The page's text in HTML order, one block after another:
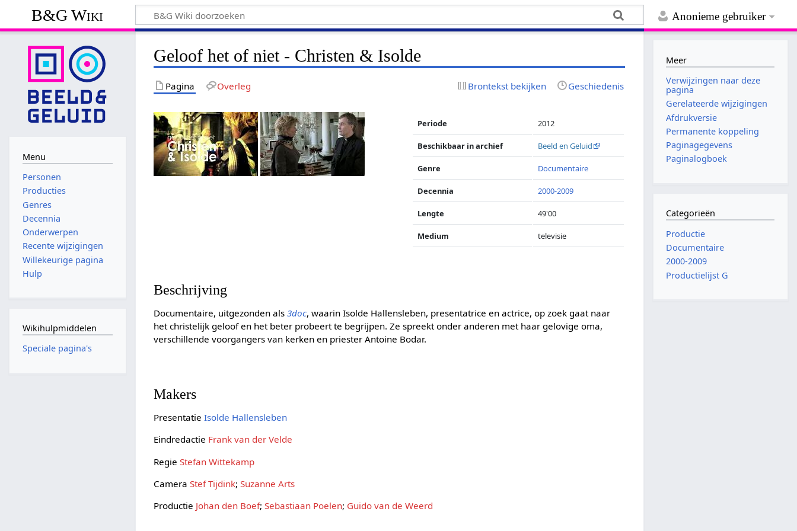
Anonieme gebruiker
B&G Wiki
Geloof het of niet - Christen & Isolde
Pagina Overleg Brontekst bekijken Geschiedenis
Periode 2012
Beschikbaar in archief Beeld en Geluid
Genre Documentaire
Decennia 2000-2009
Lengte 49'00
Medium televisie
Beschrijving
Documentaire, uitgezonden als3doc, waarin Isolde Hallensleben, presentatrice en actrice, op zoek gaat naar
het christelijk geloof en het beter probeert te begrijpen. Ze spreekt onder anderen met haar gelovige oma,
verschillende voorgangers van kerken en priester Antoine Bodar.
Makers
PresentatieIsolde Hallensleben
Eindredactie Frank van der Velde
RegieStefan Wittekamp
CameraStef Tijdink;Suzanne Arts
Productie Johan den Boef;Sebastiaan Poelen; Guido van de Weerd
Menu
Personen
Producties
Genres
Decennia
Onderwerpen
Recente wijzigingen
Willekeurige pagina
Hulp
Wikihulpmiddelen
Speciale pagina's
Meer
Verwijzingen naar deze
pagina
Gerelateerde wijzigingen
Afdrukversie
Permanente koppeling
Paginagegevens
Paginalogboek
Categorieën
Productie
Documentaire
2000-2009
Productielijst G